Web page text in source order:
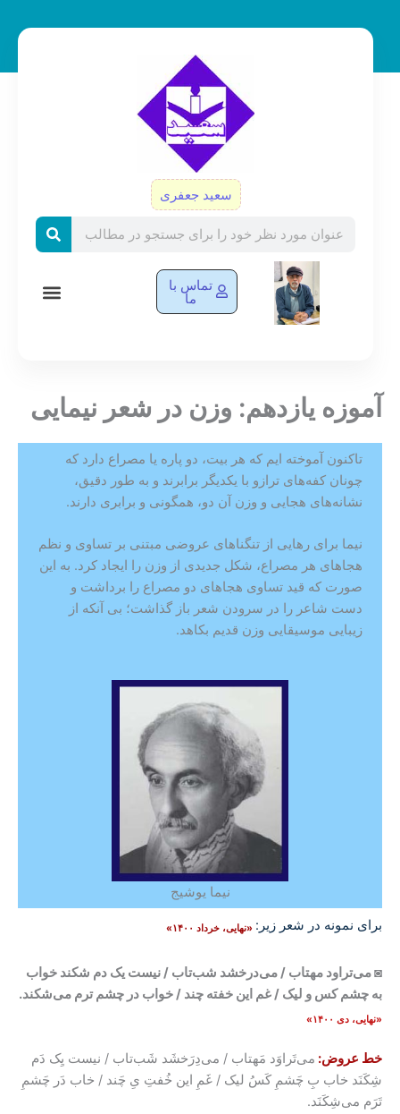
سعید جعفری
تماس با
ما
آموزه یازدهم: وزن در شعر نیمایی
تاکنون آموخته ایم که هر بیت، دو پاره یا مصراع دارد که
چونان کفه‌های ترازو با یکدیگر برابرند و به طور دقیق،
نشانه‌های هجایی و وزن آن دو، همگونی و برابری دارند.
نیما برای رهایی از تنگناهای عروضی مبتنی بر تساوی و نظم
هجاهای هر مصراع، شکل جدیدی از وزن را ایجاد کرد. به این
صورت که قید تساوی هجاهای دو مصراع را برداشت و
دست شاعر را در سرودن شعر باز گذاشت؛ بی آنکه از
زیبایی موسیقایی وزن قدیم بکاهد.
نیما یوشیج
برای نمونه در شعر زیر: «نهایی، خرداد ۱۴۰۰»
◙ می‌تراود مهتاب / می‌درخشد شب‌تاب / نیست یک دم شکند خواب
به چشم کس و لیک / غم این خفته چند / خواب در چشم ترم می‌شکند.
«نهایی، دی ۱۴۰۰»
خط عروض: می‌تَراوَد مَهتاب / می‌دِرَخشَد شَب‌تاب / نیست یِک دَم
شِکَنَد خاب بِ چَشمِ کَسُ لیک / غَمِ این خُفتِ یِ چَند / خاب دَر چَشمِ
تَرَم می‌شِکَنَد.